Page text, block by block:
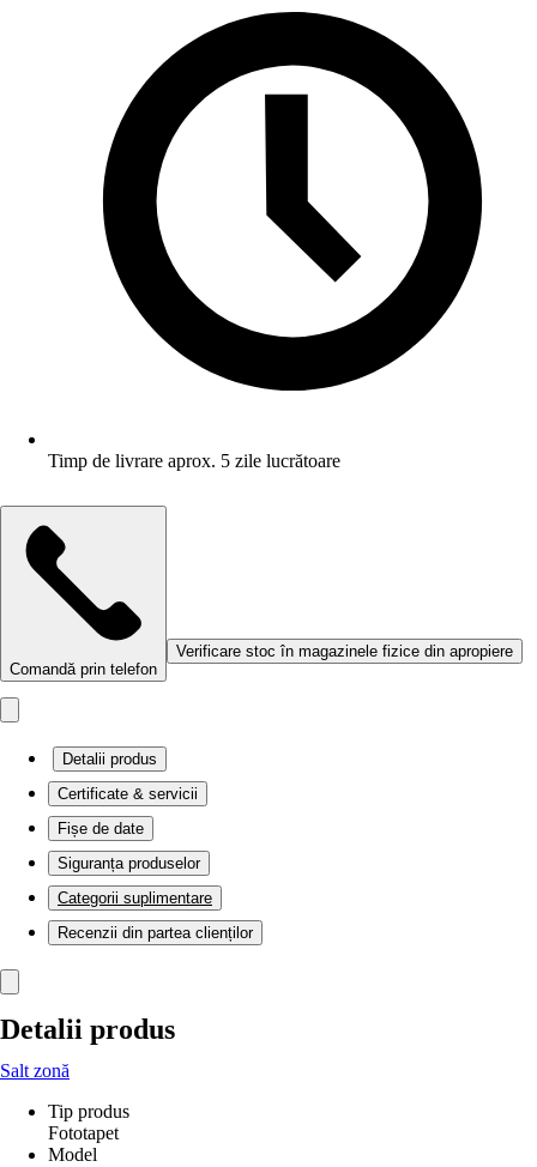
Timp de livrare aprox. 5 zile lucrătoare
Comandă prin telefon
Verificare stoc în magazinele fizice din apropiere
Detalii produs
Certificate & servicii
Fișe de date
Siguranța produselor
Categorii suplimentare
Recenzii din partea clienților
Detalii produs
Salt zonă
Tip produs
Fototapet
Model